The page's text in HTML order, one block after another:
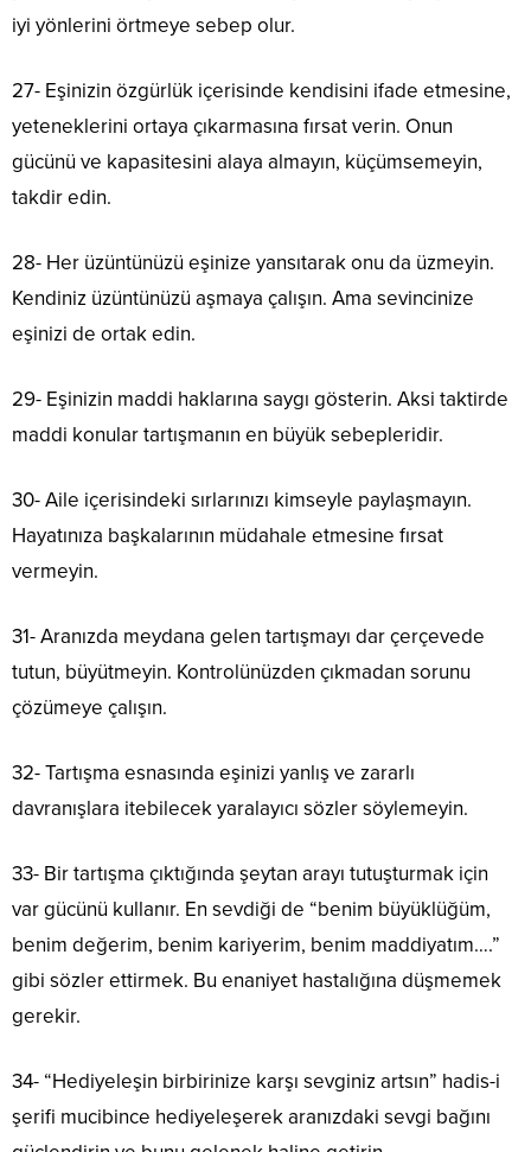
iyi yönlerini örtmeye sebep olur.
27- Eşinizin özgürlük içerisinde kendisini ifade etmesine,
yeteneklerini ortaya çıkarmasına fırsat verin. Onun
gücünü ve kapasitesini alaya almayın, küçümsemeyin,
takdir edin.
28- Her üzüntünüzü eşinize yansıtarak onu da üzmeyin.
Kendiniz üzüntünüzü aşmaya çalışın. Ama sevincinize
eşinizi de ortak edin.
29- Eşinizin maddi haklarına saygı gösterin. Aksi taktirde
maddi konular tartışmanın en büyük sebepleridir.
30- Aile içerisindeki sırlarınızı kimseyle paylaşmayın.
Hayatınıza başkalarının müdahale etmesine fırsat
vermeyin.
31- Aranızda meydana gelen tartışmayı dar çerçevede
tutun, büyütmeyin. Kontrolünüzden çıkmadan sorunu
çözümeye çalışın.
32- Tartışma esnasında eşinizi yanlış ve zararlı
davranışlara itebilecek yaralayıcı sözler söylemeyin.
33- Bir tartışma çıktığında şeytan arayı tutuşturmak için
var gücünü kullanır. En sevdiği de “benim büyüklüğüm,
benim değerim, benim kariyerim, benim maddiyatım….”
gibi sözler ettirmek. Bu enaniyet hastalığına düşmemek
gerekir.
34- “Hediyeleşin birbirinize karşı sevginiz artsın” hadis-i
şerifi mucibince hediyeleşerek aranızdaki sevgi bağını